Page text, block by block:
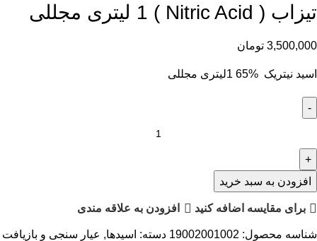
تیزاب ( Nitric Acid ) 1 لیتری مجللی
3,500,000 تومان
اسید نیتریک %65 1لیتری مجللی
افزودن به سبد خرید
برای مقایسه اضافه کنید افزودن به علاقه مندی
شناسه محصول: 19002001002 دسته: اسیدها, عیار سنجی و بازیافت